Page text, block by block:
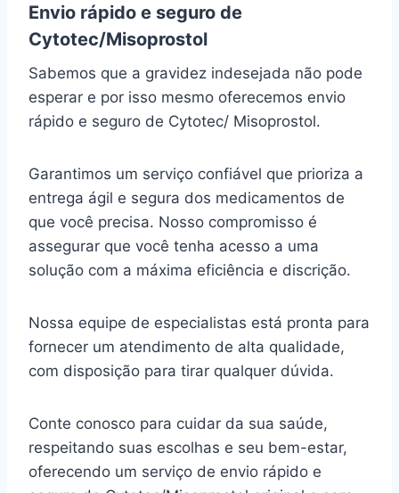
Envio rápido e seguro de
Cytotec/Misoprostol
Sabemos que a gravidez indesejada não pode
esperar e por isso mesmo oferecemos envio
rápido e seguro de Cytotec/ Misoprostol.
Garantimos um serviço confiável que prioriza a
entrega ágil e segura dos medicamentos de
que você precisa. Nosso compromisso é
assegurar que você tenha acesso a uma
solução com a máxima eficiência e discrição.
Nossa equipe de especialistas está pronta para
fornecer um atendimento de alta qualidade,
com disposição para tirar qualquer dúvida.
Conte conosco para cuidar da sua saúde,
respeitando suas escolhas e seu bem-estar,
oferecendo um serviço de envio rápido e